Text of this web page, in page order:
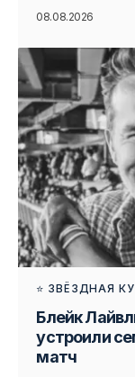
08.08.2026
⭐ ЗВЁЗДНАЯ
Блейк
устроили
матч